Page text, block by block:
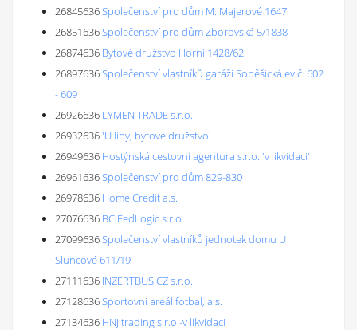
26845636Společenství pro dům M. Majerové 1647
26851636Společenství pro dům Zborovská 5/1838
26874636 Bytové družstvo Horní 1428/62
26897636Společenství vlastníků garáží Soběšická ev.č. 602
- 609
26926636 LYMEN TRADE s.r.o.
26932636'U lípy, bytové družstvo'
26949636 Hostýnská cestovní agentura s.r.o. 'v likvidaci'
26961636Společenství pro dům 829-830
26978636 Home Credit a.s.
27076636 BC FedLogic s.r.o.
27099636Společenství vlastníků jednotek domu U
Sluncové 611/19
27111636 INZERTBUS CZ s.r.o.
27128636Sportovní areál fotbal, a.s.
27134636 HNJ trading s.r.o.-v likvidaci